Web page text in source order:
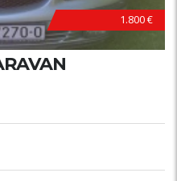
1.800 €